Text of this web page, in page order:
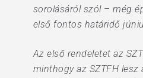
sorolásáról szól – még
első fontos határidő
Az első rendeletet az
minthogy az SZTFH lesz